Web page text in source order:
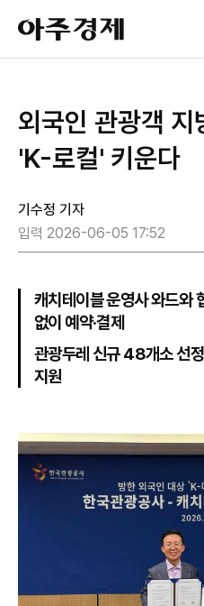
아
주
경
외국인 관광객
'K-로컬' 키운다
기수정 기자
입력 2026-06-05 17:52
캐치테이블 운영사 와드와
없이 예약·결제
관광두레 신규 48개소 선
지원